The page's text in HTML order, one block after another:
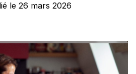
le 26 mars 2026